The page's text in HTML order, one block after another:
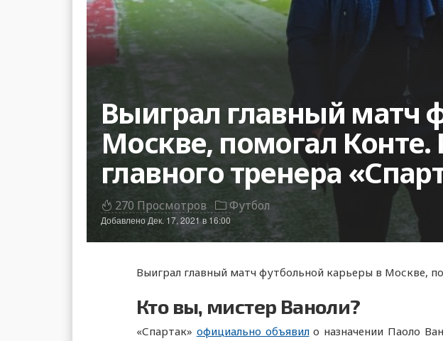
Выиграл главный матч
Москве, помогал Конте.
главного тренера
270 Просмотров Футбол
Добавлено Дек. 17, 2021 в 16:00
Выиграл главный матч футбольной карьеры в Москве,
Кто вы, мистер Ваноли?
«Спартак» официально объявило назначении Паоло